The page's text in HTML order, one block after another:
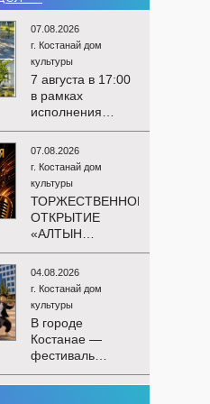
07.08.2026
г. Костанай дом
культуры
7 августа в 17:00
в рамках
исполнения
показателей КРІ в
соответствии с
утверждённым
состоялся
выездной концерт
посвященной
экологической
акции «Таза
Казахстан». в
Мендыкаринский
район (п. Красная
Пресня)
07.08.2026
г. Костанай дом
культуры
ТОРЖЕСТВЕННОЕ
ОТКРЫТИЕ
«АЛТЫН
МИКРОФОН –
2026»
Приглашаем вас
торжественную
церемонию
открытия XXII
Международного
конкурса
04.08.2026
г. Костанай дом
культуры
В городе
Костанае —
фестиваль
детского
творчества